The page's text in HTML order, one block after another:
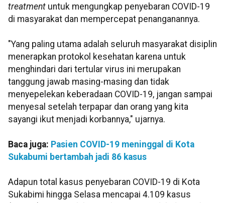
treatment untuk mengungkap penyebaran COVID-19
di masyarakat dan mempercepat penanganannya.
"Yang paling utama adalah seluruh masyarakat disiplin
menerapkan protokol kesehatan karena untuk
menghindari dari tertular virus ini merupakan
tanggung jawab masing-masing dan tidak
menyepelekan keberadaan COVID-19, jangan sampai
menyesal setelah terpapar dan orang yang kita
sayangi ikut menjadi korbannya," ujarnya.
Baca juga: Pasien COVID-19 meninggal di Kota
Sukabumi bertambah jadi 86 kasus
Adapun total kasus penyebaran COVID-19 di Kota
Sukabimi hingga Selasa mencapai 4.109 kasus